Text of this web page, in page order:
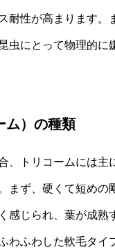
耐性が高まります。
虫にとって物理的に
ム）の種類
、トリコームには主
まず、硬くて短めの
感じられ、葉が成熟
わふわした軟毛タイ